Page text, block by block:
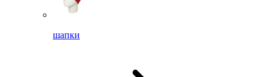
шапки